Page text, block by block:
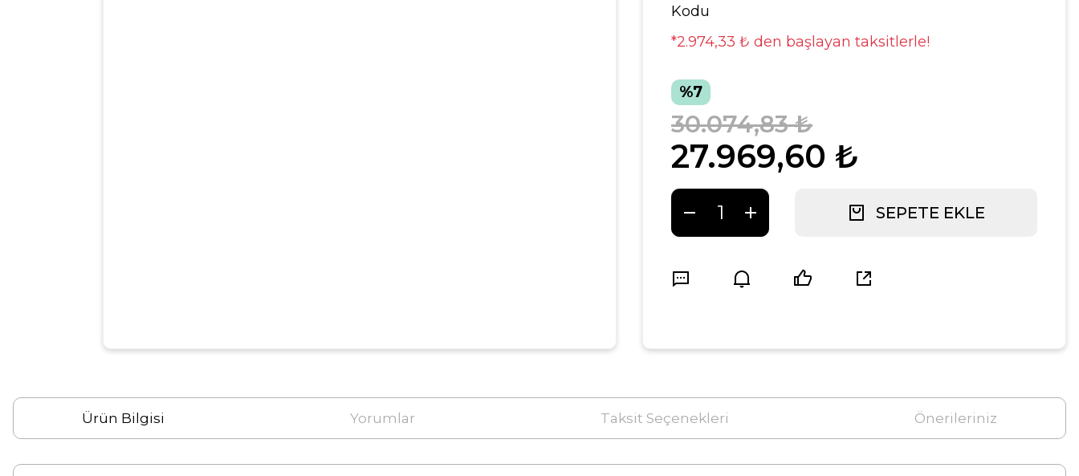
Kodu
*2.974,33 ₺ den başlayan taksitlerle!
%7
27.969,60 ₺
30.074,83 ₺
SEPETE EKLE
Ürün Bilgisi Yorumlar Taksit Seçenekleri Önerileriniz